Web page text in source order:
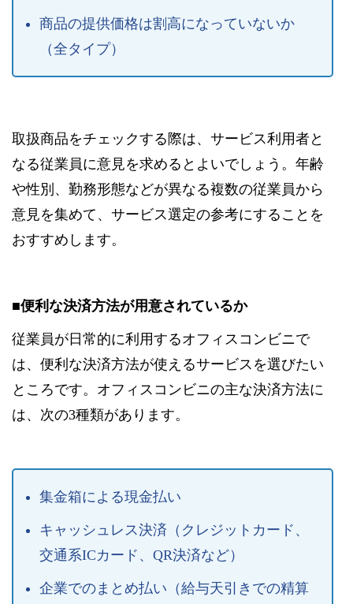
商品の提供価格は割高になっていないか
（全タイプ）
取扱商品をチェックする際は、サービス利用者と
なる従業員に意見を求めるとよいでしょう。年齢
や性別、勤務形態などが異なる複数の従業員から
意見を集めて、サービス選定の参考にすることを
おすすめします。
■便利な決済方法が用意されているか
従業員が日常的に利用するオフィスコンビニで
は、便利な決済方法が使えるサービスを選びたい
ところです。オフィスコンビニの主な決済方法に
は、次の3種類があります。
集金箱による現金払い
キャッシュレス決済（クレジットカード、
交通系ICカード、QR決済など）
企業でのまとめ払い（給与天引きでの精算